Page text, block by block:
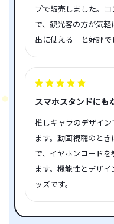
プで販売しました。
で、観光客の方が気
出に使える」と好評で
スマホスタンドにも
推しキャラのデザイ
ます。動画視聴のと
で、イヤホンコード
ます。機能性とデザ
ッズです。